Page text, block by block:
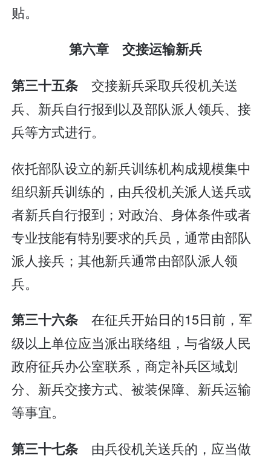
贴。
第六章 交接运输新兵
第三十五条 交接新兵采取兵役机关送
兵、新兵自行报到以及部队派人领兵、接
兵等方式进行。
依托部队设立的新兵训练机构成规模集中
组织新兵训练的，由兵役机关派人送兵或
者新兵自行报到；对政治、身体条件或者
专业技能有特别要求的兵员，通常由部队
派人接兵；其他新兵通常由部队派人领
兵。
第三十六条 在征兵开始日的15日前，军
级以上单位应当派出联络组，与省级人民
政府征兵办公室联系，商定补兵区域划
分、新兵交接方式、被装保障、新兵运输
等事宜。
第三十七条 由兵役机关送兵的，应当做